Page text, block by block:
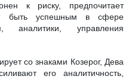
к риску, предпочитает
быть успешным в сфере
аналитики, управления
со знаками Козерог, Дева
его аналитичность,